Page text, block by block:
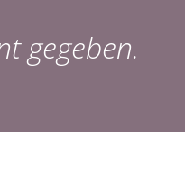
gegeben.